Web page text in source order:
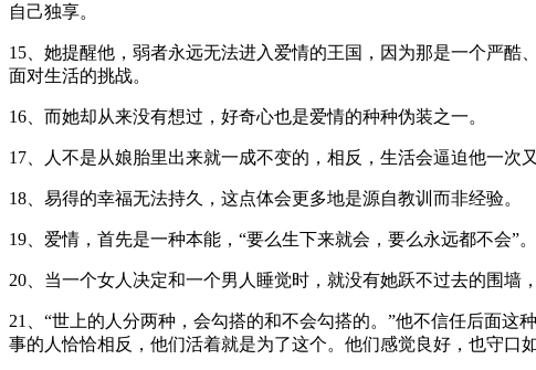
自己独享。
15、她提醒他，弱者永远无法进入爱情的王国，因为那是一个严
面对生活的挑战。
16、而她却从来没有想过，好奇心也是爱情的种种伪装之一。
17、人不是从娘胎里出来就一成不变的，相反，生活会逼迫他一次
18、易得的幸福无法持久，这点体会更多地是源自教训而非经验。
19、爱情，首先是一种本能，“要么生下来就会，要么永远都不会”。
20、当一个女人决定和一个男人睡觉时，就没有她跃不过去的围墙
21、“世上的人分两种，会勾搭的和不会勾搭的。”他不信任后面
事的人恰恰相反，他们活着就是为了这个。他们感觉良好，也守口